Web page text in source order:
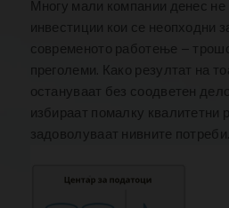
Многу мали компании денес
инвестиции кои се неопходни
современото работење –
преголеми. Како резултат на
остануваат без соодветен
избираат помалку квалитетни
задоволуваат нивните потреби.